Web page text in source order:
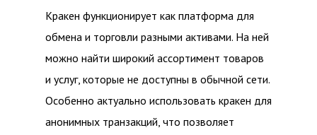
Кракен функционирует как платформа для
обмена и торговли разными активами. На ней
можно найти широкий ассортимент товаров
и услуг, которые не доступны в обычной сети.
Особенно актуально использовать кракен для
анонимных транзакций, что позволяет